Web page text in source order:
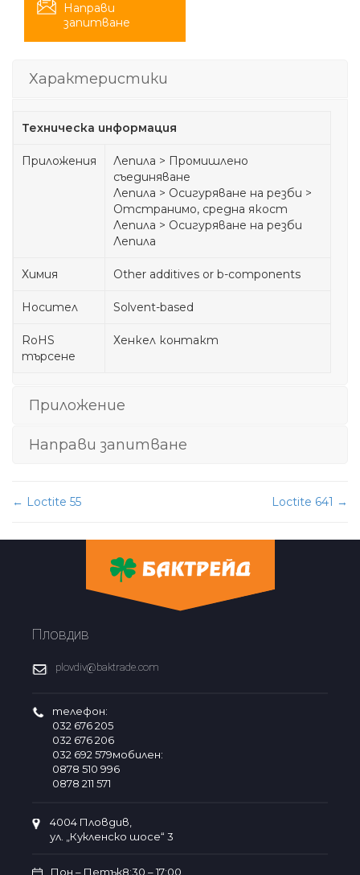
Направи
запитване
Характеристики
Техническа информация
Приложения
Лепила > Промишлено
съединяване
Лепила > Осигуряване на резби >
Отстранимо, средна якост
Лепила > Осигуряване на резби
Лепила
Химия Other additives or b-components
Носител Solvent-based
RoHS
търсене
Хенкел контакт
Приложение
Направи запитване
Post
navigation
← Loctite 55 Loctite 641 →
Пловдив
plovdiv@baktrade.com
телефон:
032 676 205
032 676 206
032 692 579мобилен:
0878 510 996
0878 211 571
4004 Пловдив,
ул. „Кукленско шосе“ 3
Пон – Петък8:30 – 17:00